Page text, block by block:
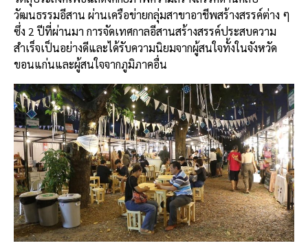
วัฒนธรรมอีสาน ผ่านเครือข่ายกลุ่มสาขาอาชีพสร้างสรรค์ต่าง ๆ
ซึ่ง 2ปีที่ผ่านมา การจัดเทศกาลอีสานสร้างสรรค์ประสบความ
สำเร็จเป็นอย่างดีและได้รับความนิยมจากผู้สนใจทั้งในจังหวัด
ขอนแก่นและผู้สนใจจากภูมิภาคอื่น